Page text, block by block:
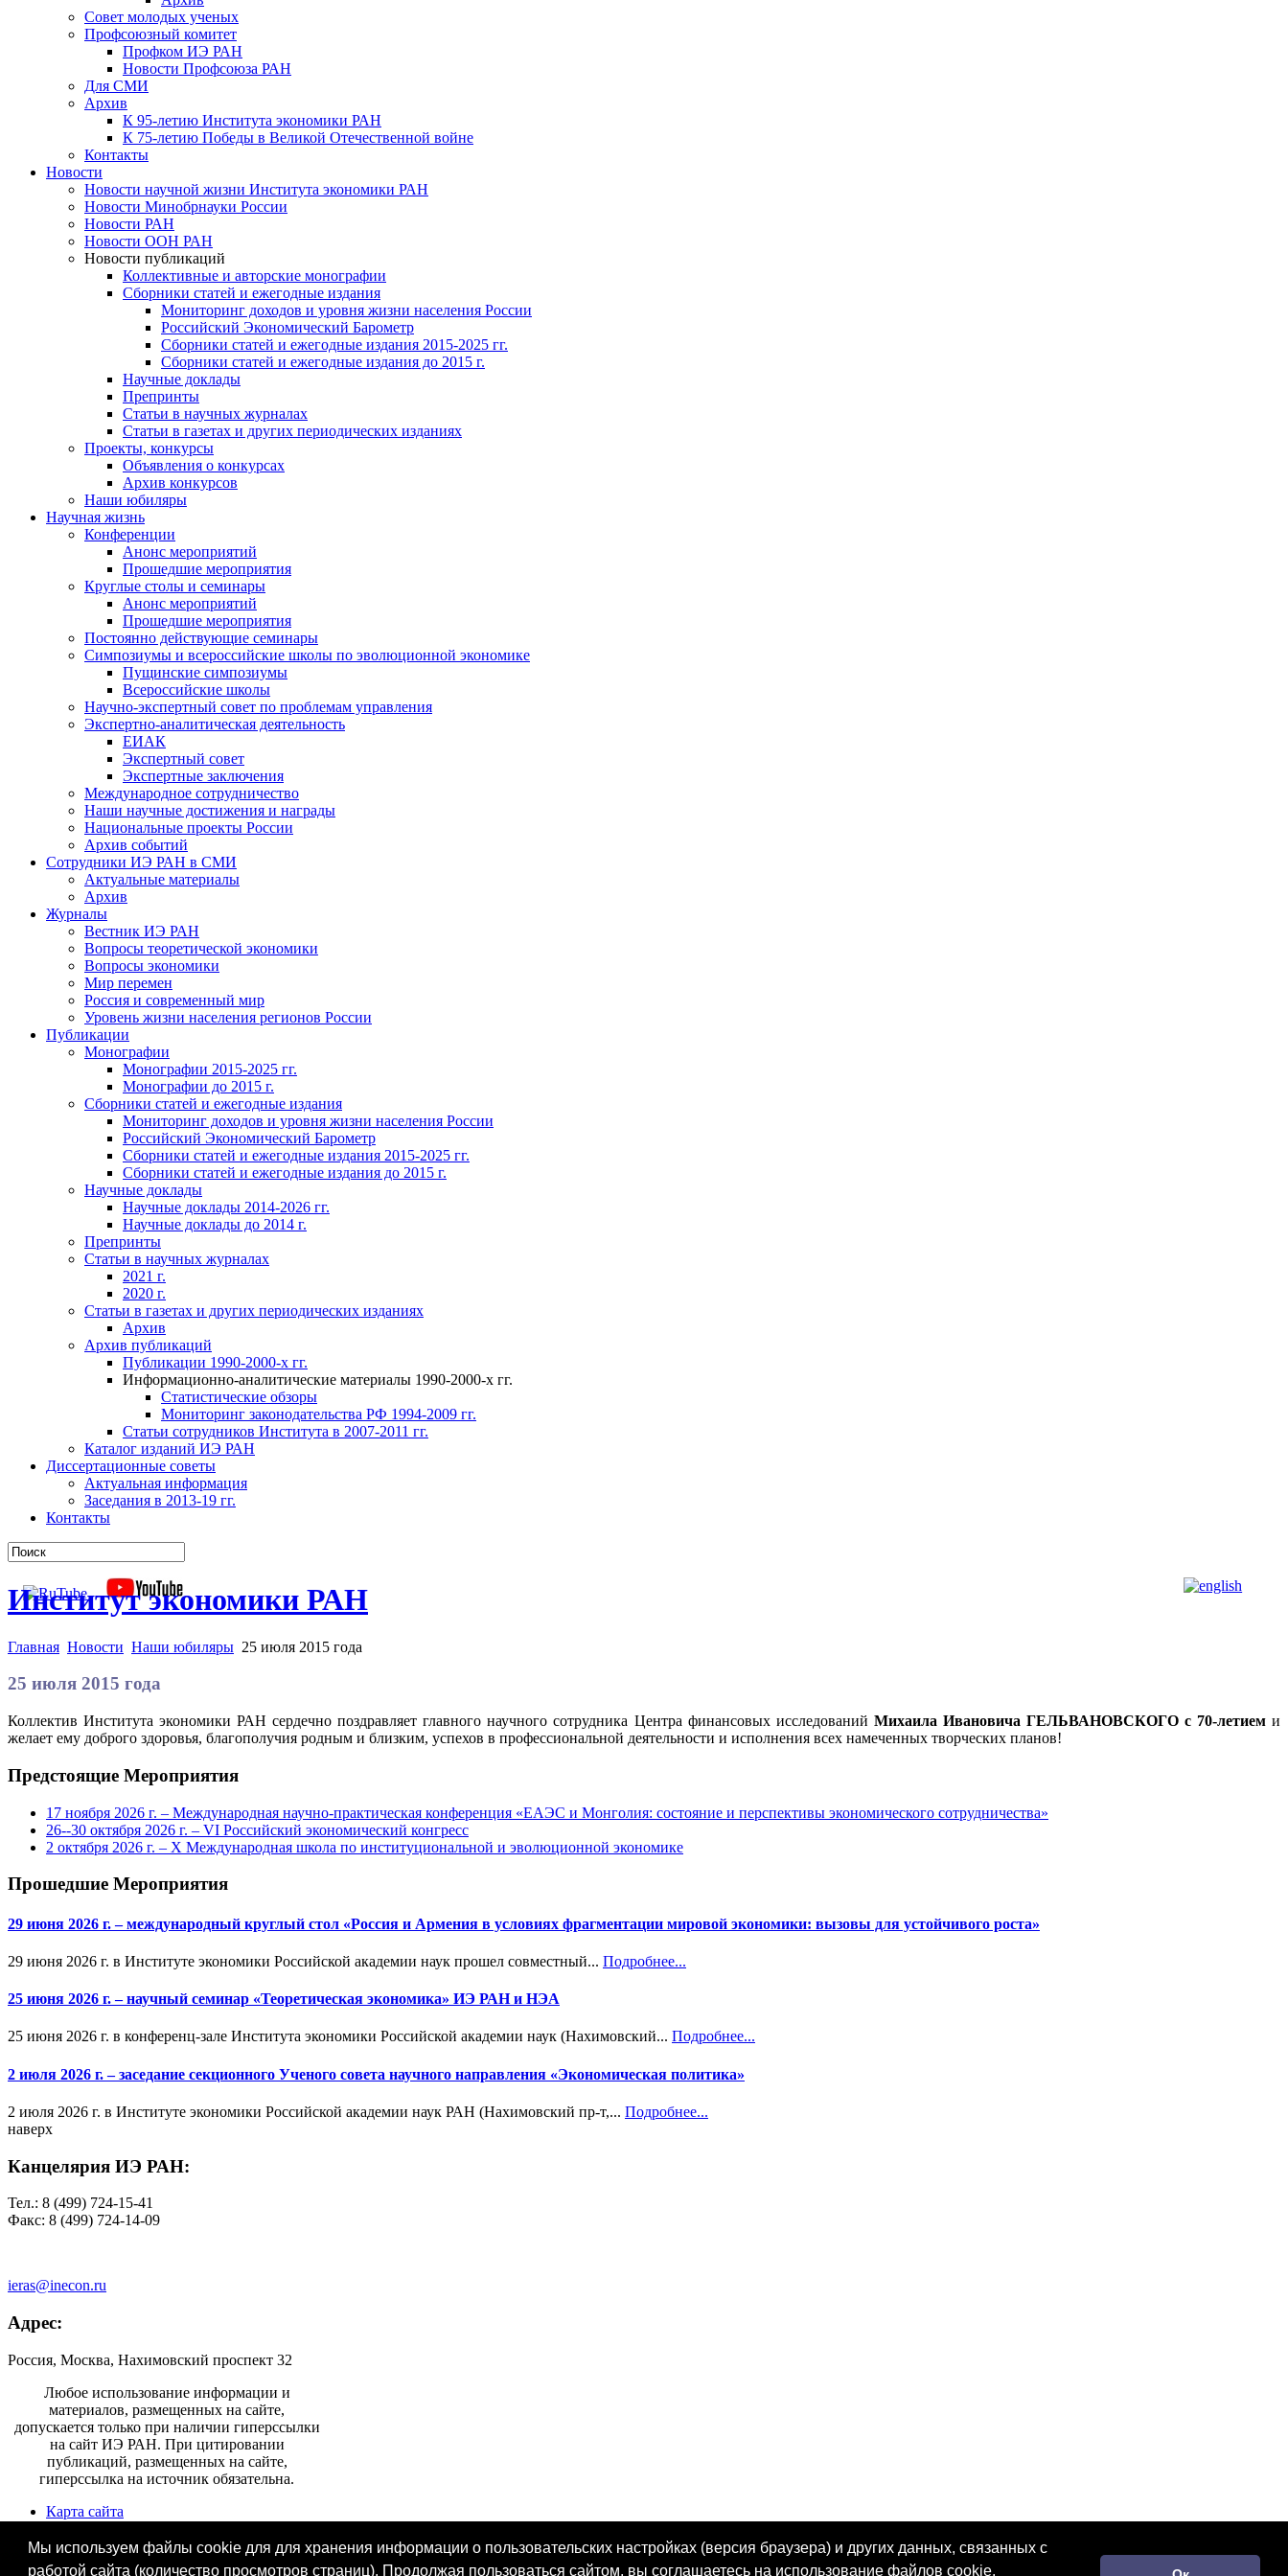
Мы используем файлы cookie для для хранения информации о пользовательских настройках (версия браузера) и других данных, связанных с
работой сайта (количество просмотров страниц). Продолжая пользоваться сайтом, вы соглашаетесь на использование файлов cookie.
Совет молодых ученых
Профсоюзный комитет
Профком ИЭ РАН
Новости Профсоюза РАН
Для СМИ
Архив
К 95-летию Института экономики РАН
К 75-летию Победы в Великой Отечественной войне
Контакты
Новости
Новости научной жизни Института экономики РАН
Новости Минобрнауки России
Новости РАН
Новости ООН РАН
Новости публикаций
Коллективные и авторские монографии
Сборники статей и ежегодные издания
Мониторинг доходов и уровня жизни населения России
Российский Экономический Барометр
Сборники статей и ежегодные издания 2015-2025 гг.
Сборники статей и ежегодные издания до 2015 г.
Научные доклады
Препринты
Статьи в научных журналах
Статьи в газетах и других периодических изданиях
Проекты, конкурсы
Объявления о конкурсах
Архив конкурсов
Наши юбиляры
Научная жизнь
Конференции
Анонс мероприятий
Прошедшие мероприятия
Круглые столы и семинары
Анонс мероприятий
Прошедшие мероприятия
Постоянно действующие семинары
Симпозиумы и всероссийские школы по эволюционной экономике
Пущинские симпозиумы
Всероссийские школы
Научно-экспертный совет по проблемам управления
Экспертно-аналитическая деятельность
ЕИАК
Экспертный совет
Экспертные заключения
Международное сотрудничество
Наши научные достижения и награды
Национальные проекты России
Архив событий
Сотрудники ИЭ РАН в СМИ
Актуальные материалы
Архив
Журналы
Вестник ИЭ РАН
Вопросы теоретической экономики
Вопросы экономики
Мир перемен
Россия и современный мир
Уровень жизни населения регионов России
Публикации
Монографии
Монографии 2015-2025 гг.
Монографии до 2015 г.
Сборники статей и ежегодные издания
Мониторинг доходов и уровня жизни населения России
Российский Экономический Барометр
Сборники статей и ежегодные издания 2015-2025 гг.
Сборники статей и ежегодные издания до 2015 г.
Научные доклады
Научные доклады 2014-2026 гг.
Научные доклады до 2014 г.
Препринты
Статьи в научных журналах
2021 г.
2020 г.
Статьи в газетах и других периодических изданиях
Архив
Архив публикаций
Публикации 1990-2000-х гг.
Информационно-аналитические материалы 1990-2000-х гг.
Статистические обзоры
Мониторинг законодательства РФ 1994-2009 гг.
Статьи сотрудников Института в 2007-2011 гг.
Каталог изданий ИЭ РАН
Диссертационные советы
Актуальная информация
Заседания в 2013-19 гг.
Контакты
Институт экономики РАН
Главная Новости Наши юбиляры 25 июля 2015 года
25 июля 2015 года
Коллектив Института экономики РАН сердечно поздравляет главного научного сотрудника Центра финансовых исследований Михаила Ивановича ГЕЛЬВАНОВСКОГО с 70-летиеми
желает ему доброго здоровья, благополучия родным и близким, успехов в профессиональной деятельности и исполнения всех намеченных творческих планов!
Предстоящие Мероприятия
17 ноября 2026 г. – Международная научно-практическая конференция «ЕАЭС и Монголия: состояние и перспективы экономического сотрудничества»
26--30 октября 2026 г. – VI Российский экономический конгресс
2 октября 2026 г. – X Международная школа по институциональной и эволюционной экономике
Прошедшие Мероприятия
29 июня 2026 г. – международный круглый стол «Россия и Армения в условиях фрагментации мировой экономики: вызовы для устойчивого роста»
29 июня 2026 г. в Институте экономики Российской академии наук прошел совместный... Подробнее...
25 июня 2026 г. – научный семинар «Теоретическая экономика» ИЭ РАН и НЭА
25 июня 2026 г. в конференц-зале Института экономики Российской академии наук (Нахимовский... Подробнее...
2 июля 2026 г. – заседание секционного Ученого совета научного направления «Экономическая политика»
2 июля 2026 г. в Институте экономики Российской академии наук РАН (Нахимовский пр-т,... Подробнее...
наверх
Канцелярия ИЭ РАН:
Тел.: 8 (499) 724-15-41
Факс: 8 (499) 724-14-09
ieras@inecon.ru
Адрес:
Россия, Москва, Нахимовский проспект 32
Любое использование информации и
материалов, размещенных на сайте,
допускается только при наличии гиперссылки
на сайт ИЭ РАН. При цитировании
публикаций, размещенных на сайте,
гиперссылка на источник обязательна.
Карта сайта
Контактная информация